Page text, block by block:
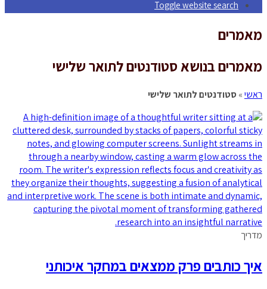
Toggle website search
מאמרים
מאמרים בנושא סטודנטים לתואר שלישי
ראשי»סטודנטים לתואר שלישי
מדריך
איך כותבים פרק ממצאים במחקר איכותני